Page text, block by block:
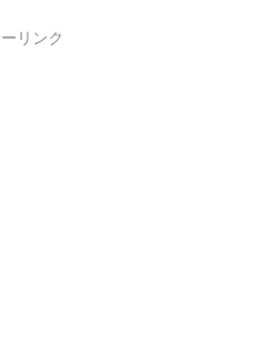
リンク